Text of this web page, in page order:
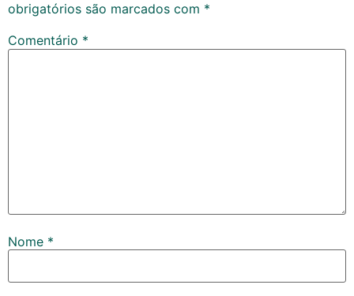
obrigatórios são marcados com *
Comentário *
Nome *